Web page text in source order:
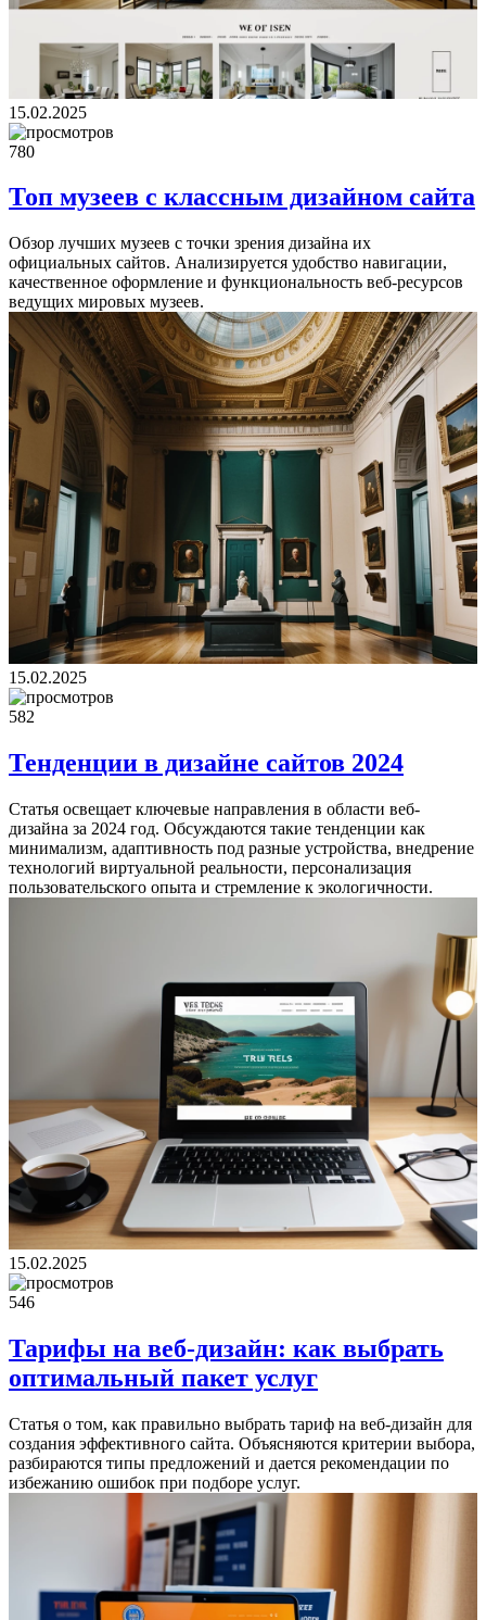
15.02.2025
780
Топ музеев с классным дизайном сайта
Обзор лучших музеев с точки зрения дизайна их
официальных сайтов. Анализируется удобство навигации,
качественное оформление и функциональность веб-ресурсов
ведущих мировых музеев.
15.02.2025
582
Тенденции в дизайне сайтов 2024
Статья освещает ключевые направления в области веб-
дизайна за 2024 год. Обсуждаются такие тенденции как
минимализм, адаптивность под разные устройства, внедрение
технологий виртуальной реальности, персонализация
пользовательского опыта и стремление к экологичности.
15.02.2025
546
Тарифы на веб-дизайн: как выбрать
оптимальный пакет услуг
Статья о том, как правильно выбрать тариф на веб-дизайн для
создания эффективного сайта. Объясняются критерии выбора,
разбираются типы предложений и дается рекомендации по
избежанию ошибок при подборе услуг.